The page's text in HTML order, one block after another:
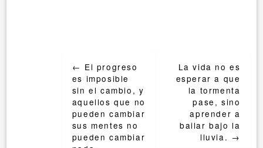
navigation
← El progreso
es imposible
sin el cambio, y
aquellos que no
pueden cambiar
sus mentes no
pueden cambiar
La vida no es
esperar a que
la tormenta
pase, sino
aprender a
bailar bajo la
lluvia. →